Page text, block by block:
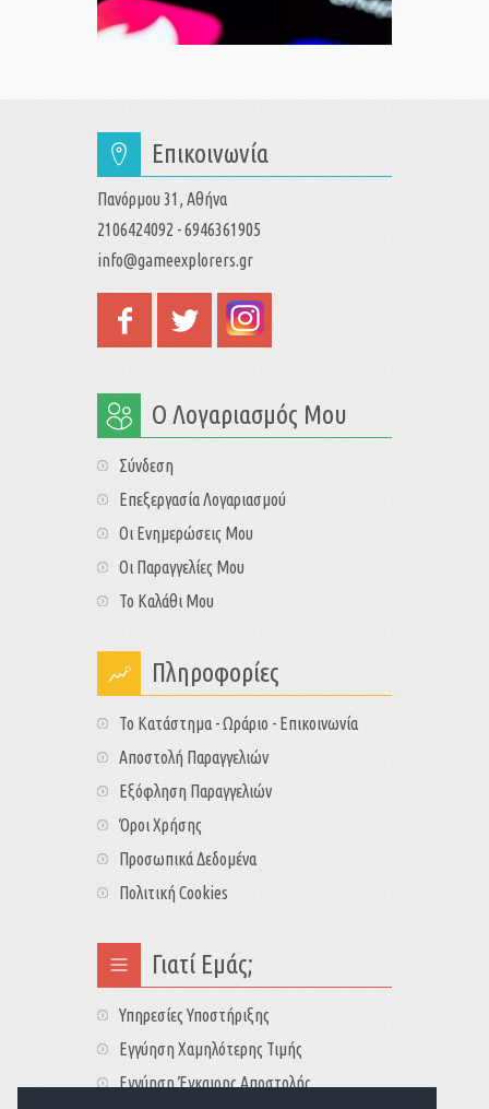
Επικοινωνία
Πανόρμου 31, Αθήνα
2106424092 - 6946361905
info@gameexplorers.gr
Ο Λογαριασμός Μου
Σύνδεση
Επεξεργασία Λογαριασμού
Οι Ενημερώσεις Μου
Οι Παραγγελίες Μου
Το Καλάθι Μου
Πληροφορίες
Το Κατάστημα - Ωράριο - Επικοινωνία
Αποστολή Παραγγελιών
Εξόφληση Παραγγελιών
Όροι Χρήσης
Προσωπικά Δεδομένα
Πολιτική Cookies
Γιατί Εμάς;
Υπηρεσίες Υποστήριξης
Εγγύηση Χαμηλότερης Τιμής
Εγγύηση Έγκαιρης Αποστολής